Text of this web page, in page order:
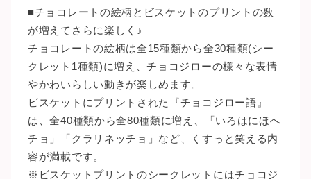
■チョコレートの絵柄とビスケットのプリントの数
が増えてさらに楽しく♪
チョコレートの絵柄は全15種類から全30種類(シー
クレット1種類)に増え、チョコジローの様々な表情
やかわいらしい動きが楽しめます。
ビスケットにプリントされた『チョコジロー語』
は、全40種類から全80種類に増え、「いろはにほへ
チョ」「クラリネッチョ」など、くすっと笑える内
容が満載です。
※ビスケットプリントのシークレットにはチョコジ